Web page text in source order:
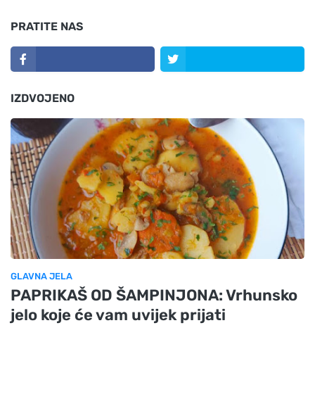
PRATITE NAS
IZDVOJENO
GLAVNA JELA
PAPRIKAŠ OD ŠAMPINJONA: Vrhunsko
jelo koje će vam uvijek prijati